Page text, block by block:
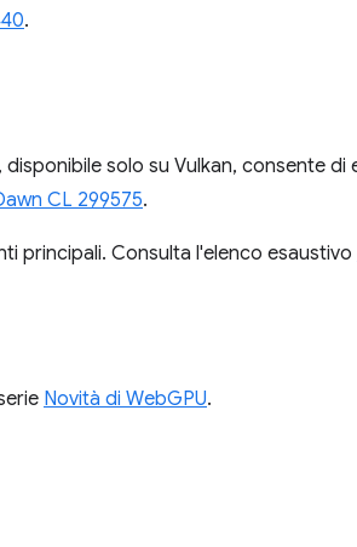
.
, disponibile solo su Vulkan, consente di
CL 299575.
principali. Consulta l'elenco esaustivo
Novità di WebGPU.